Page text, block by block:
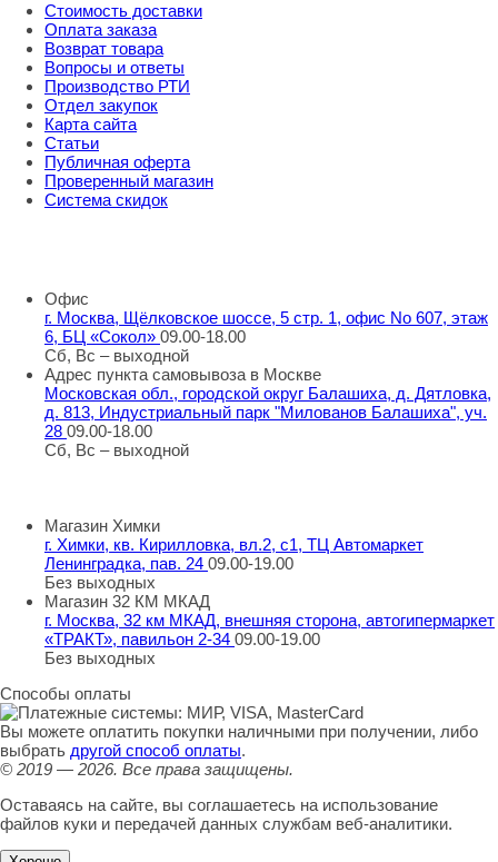
Стоимость доставки
Оплата заказа
Возврат товара
Вопросы и ответы
Производство РТИ
Отдел закупок
Карта сайта
Статьи
Публичная оферта
Проверенный магазин
Система скидок
Офис
г. Москва, Щёлковское шоссе, 5 стр. 1, офис No 607, этаж
6, БЦ «Сокол» 09.00-18.00
Сб, Вс – выходной
Адрес пункта самовывоза в Москве
Московская обл., городской округ Балашиха, д. Дятловка,
д. 813, Индустриальный парк "Милованов Балашиха", уч.
28 09.00-18.00
Сб, Вс – выходной
Магазин Химки
г. Химки, кв. Кирилловка, вл.2, с1, ТЦ Автомаркет
Ленинградка, пав. 24 09.00-19.00
Без выходных
Магазин 32 КМ МКАД
г. Москва, 32 км МКАД, внешняя сторона, автогипермаркет
«ТРАКТ», павильон 2-34 09.00-19.00
Без выходных
Способы оплаты
Вы можете оплатить покупки наличными при получении, либо
выбрать другой способ оплаты.
© 2019 — 2026. Все права защищены.
Оставаясь на сайте, вы соглашаетесь на использование
файлов куки и передачей данных службам веб-аналитики.